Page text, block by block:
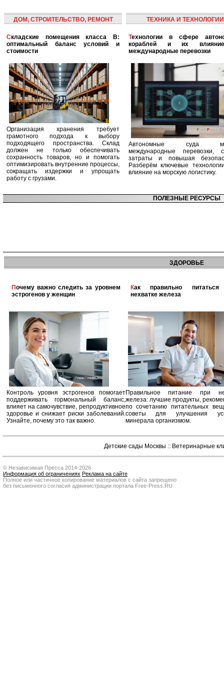
ДОМ, СТРОИТЕЛЬСТВО, РЕМОНТ
Складские помещения класса B:
оптимальный баланс условий и
стоимости
Организация хранения требует
грамотного подхода к выбору
подходящего пространства. Склад
должен не только обеспечивать
сохранность товаров, но и помогать
оптимизировать внутренние процессы,
сокращать издержки и упрощать
работу с грузами.
ТЕХНИКА И ТЕХНОЛОГИИ
Технологии в сфере автономных
кораблей и их
международные перевозки
Автономные суда
международные перевозки,
затраты и повышая
Разберём ключевые
влияние на морскую логистику.
ПОЛЕЗНЫЕ РЕСУРСЫ
ЗДОРОВЬЕ
Почему важно следить за уровнем
эстрогенов у женщин
Контроль уровня эстрогенов помогает
поддерживать гормональный баланс,
влияет на самочувствие, репродуктивное
здоровье и снижает риски заболеваний.
Узнайте, почему это так важно.
Как правильно питаться при
нехватке железа
Правильное питание при
железа: лучшие продукты,
по сочетанию питательных
советы для улучшения
минерала организмом.
Детские сады Москвы :: Ветеринарные
© Независимая Пресса 2014-2026
Информация об ограничениях Реклама на сайте
Полное или частичное копирование материалов с сайта запрещено
без письменного согласия администрации портала Free-Press.RU